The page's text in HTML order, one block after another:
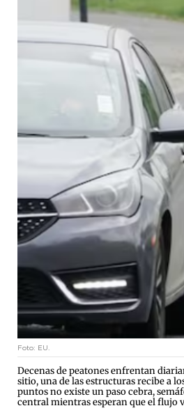
Foto: EU.
Decenas de peatones enfrentan
sitio, una de las estructuras recibe a
puntos no existe un paso cebra,
central mientras esperan que el flujo